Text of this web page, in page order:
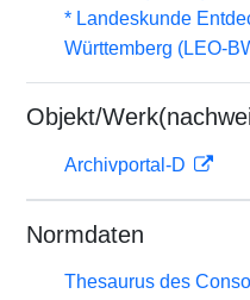
* Landeskunde
Württemberg (LEO-
Objekt/
Archivportal-D
Normdaten
Thesaurus des